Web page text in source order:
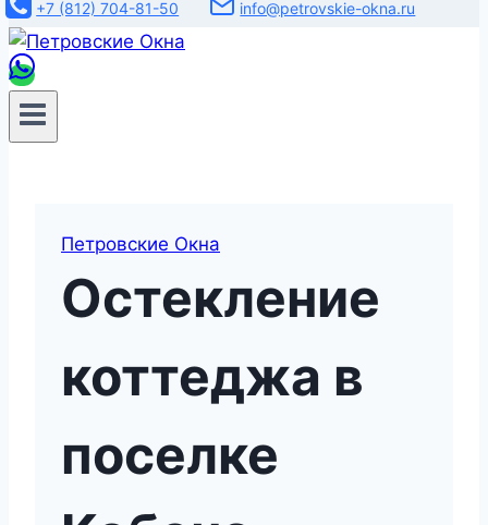
+7 (812) 704-81-50 info@petrovskie-okna.ru
Петровские Окна
Остекление
коттеджа в
поселке